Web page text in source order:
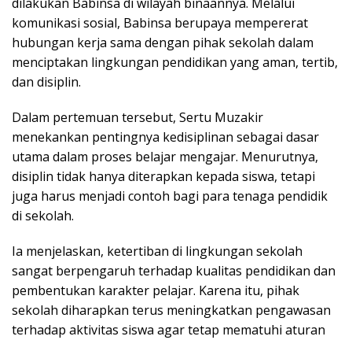
komunikasi sosial, Babinsa berupaya mempererat
hubungan kerja sama dengan pihak sekolah dalam
menciptakan lingkungan pendidikan yang aman, tertib,
dan disiplin.
Dalam pertemuan tersebut, Sertu Muzakir
menekankan pentingnya kedisiplinan sebagai dasar
utama dalam proses belajar mengajar. Menurutnya,
disiplin tidak hanya diterapkan kepada siswa, tetapi
juga harus menjadi contoh bagi para tenaga pendidik
di sekolah.
Ia menjelaskan, ketertiban di lingkungan sekolah
sangat berpengaruh terhadap kualitas pendidikan dan
pembentukan karakter pelajar. Karena itu, pihak
sekolah diharapkan terus meningkatkan pengawasan
terhadap aktivitas siswa agar tetap mematuhi aturan